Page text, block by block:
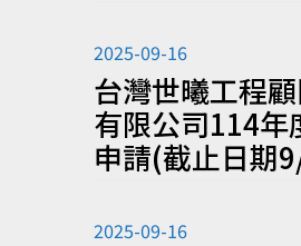
2025-09-16
台灣世曦工程
有限公司114年
申請(截止日期
2025-09-16